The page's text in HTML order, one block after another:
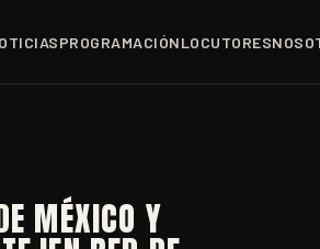
PROGRAMACIÓNLOCUTORES
MÉXICO Y